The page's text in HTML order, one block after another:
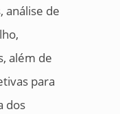
análise de
além de
para
dos